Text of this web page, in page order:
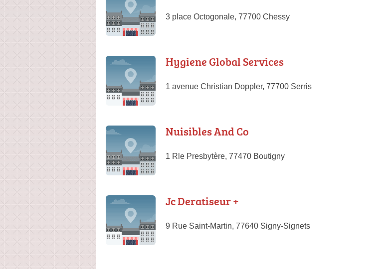
3 place Octogonale, 77700 Chessy
Hygiene Global Services
1 avenue Christian Doppler, 77700 Serris
Nuisibles And Co
1 Rle Presbytère, 77470 Boutigny
Jc Deratiseur +
9 Rue Saint-Martin, 77640 Signy-Signets